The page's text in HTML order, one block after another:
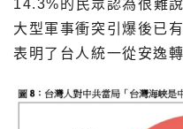
14.3%的民眾認為很難
大型軍事衝突引爆後已
表明了台人統一從安逸